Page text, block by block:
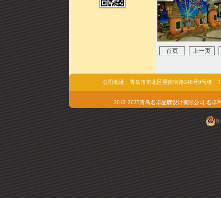
首页 上一页
公司地址：青岛市市北区重庆南路246号9号楼
2012-2025青岛名卓品牌设计有限公司 名
鲁